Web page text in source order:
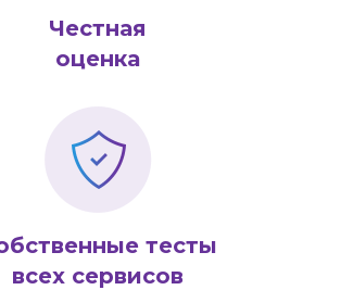
Честная
оценка
тесты
всех сервисов